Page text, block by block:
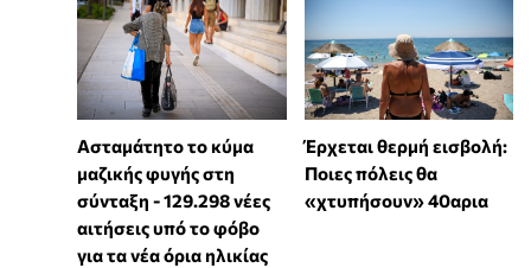
Ασταμάτητο το κύμα
μαζικής φυγής στη
σύνταξη - 129.298 νέες
αιτήσεις υπό το φόβο
για τα νέα όρια ηλικίας
Έρχεται θερμή εισβολή:
Ποιες πόλεις θα
«χτυπήσουν» 40αρια